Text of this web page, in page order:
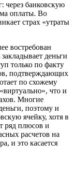
через банковскую
оплаты. Во
страх «утраты
востребован
деньги
только по факту
подтверждающих
по схожему
что и
Многие
поэтому и
ячейку, хотя в
ряд плюсов и
расчетов на
и это касается